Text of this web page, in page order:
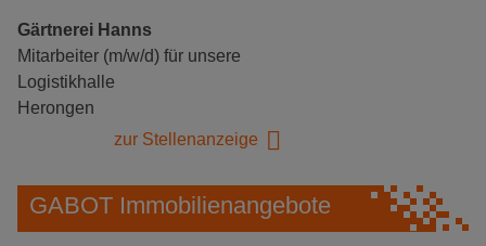
Gärtnerei Hanns
Mitarbeiter (m/w/d) für unsere
Logistikhalle
Herongen
zur Stellenanzeige
GABOT Immobilienangebote